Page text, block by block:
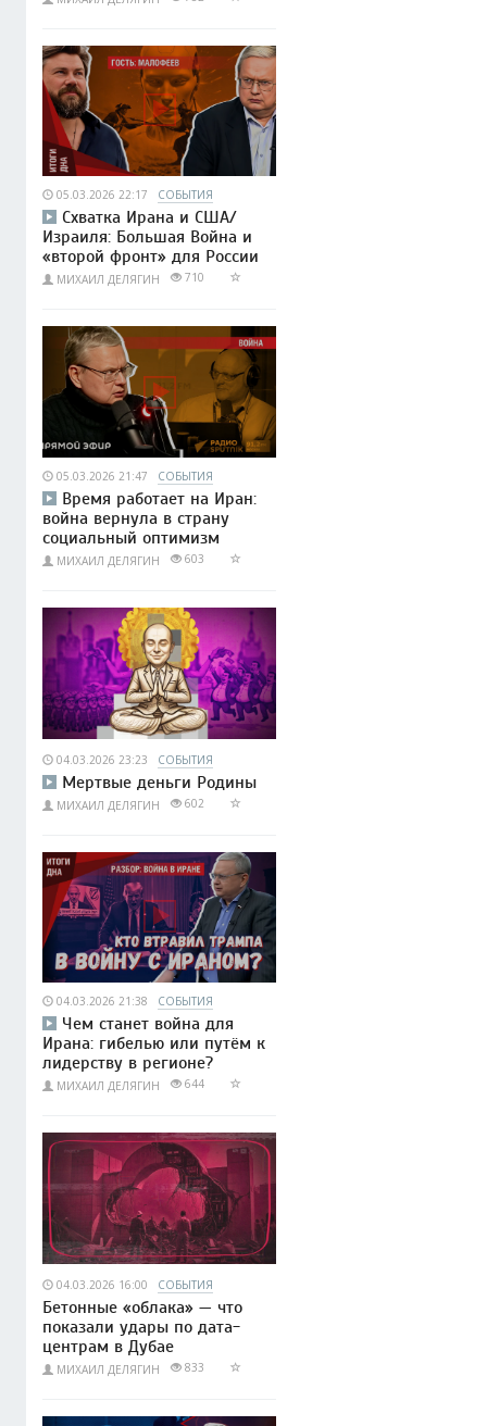
05.03.2026 22:17 СОБЫТИЯ
Схватка Ирана и США/
Израиля: Большая Война и
«второй фронт» для России
МИХАИЛ ДЕЛЯГИН 710
05.03.2026 21:47 СОБЫТИЯ
Время работает на Иран:
война вернула в страну
социальный оптимизм
МИХАИЛ ДЕЛЯГИН 603
04.03.2026 23:23 СОБЫТИЯ
Мертвые деньги Родины
МИХАИЛ ДЕЛЯГИН 602
04.03.2026 21:38 СОБЫТИЯ
Чем станет война для
Ирана: гибелью или путём к
лидерству в регионе?
МИХАИЛ ДЕЛЯГИН 644
04.03.2026 16:00 СОБЫТИЯ
Бетонные «облака» — что
показали удары по дата-
центрам в Дубае
МИХАИЛ ДЕЛЯГИН 833